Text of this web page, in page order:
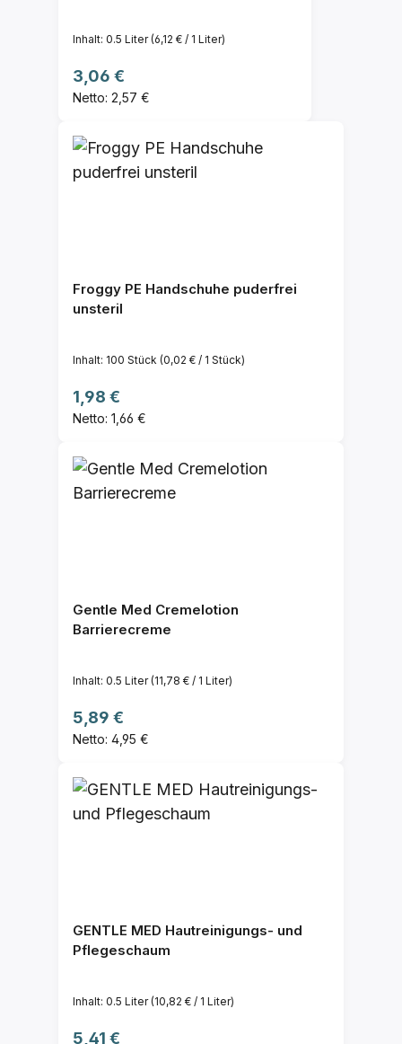
Inhalt: 0.5 Liter(6,12 € / 1 Liter)
Regulärer Preis:
3,06 €
Netto: 2,57 €
Froggy PE Handschuhe puderfrei
unsteril
Inhalt: 100 Stück (0,02 € / 1 Stück)
Regulärer Preis:
1,98 €
Netto: 1,66 €
Gentle Med Cremelotion
Barrierecreme
Inhalt: 0.5 Liter(11,78 € / 1 Liter)
Regulärer Preis:
5,89 €
Netto: 4,95 €
GENTLE MED Hautreinigungs- und
Pflegeschaum
Inhalt: 0.5 Liter(10,82 € / 1 Liter)
Regulärer Preis:
5,41 €